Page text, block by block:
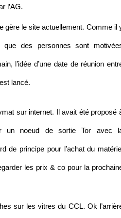
l’AG.
gère le site actuellement. Comme il
que des personnes sont
l’idée d’une date de réunion
lancé.
sur internet. Il avait été proposé
un noeud de sortie Tor avec
de principe pour l’achat du
les prix & co pour la
sur les vitres du CCL. Ok